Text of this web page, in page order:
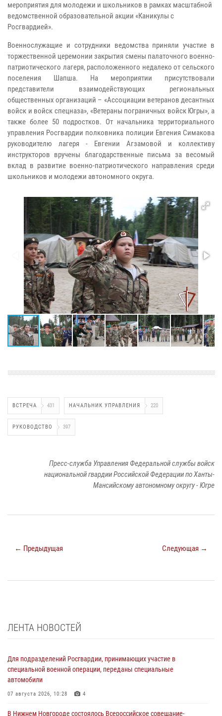
мероприятия для молодежи и школьников в рамках масштабной
ведомственной образовательной акции «Каникулы с
Росгвардией».
Военнослужащие и сотрудники ведомства приняли участие в
торжественной церемонии закрытия смены палаточного военно-
патриотического лагеря, расположенного недалеко от сельского
поселения Шапша. На мероприятии присутствовали
представители взаимодействующих региональных
общественных организаций – «Ассоциации ветеранов десантных
войск и войск спецназа», «Ветераны пограничных войск Югры», а
также более 50 подростков. От начальника территориального
управления Росгвардии полковника полиции Евгения Симакова
руководителю лагеря - Евгении Агзамовой и коллективу
инструкторов вручены благодарственные письма за весомый
вклад в развитие военно-патриотического направления среди
школьников и молодежи автономного округа.
ВСТРЕЧА 431 НАЧАЛЬНИК УПРАВЛЕНИЯ 220
РУКОВОДСТВО 397
Пресс-служба Управления Федеральной службы войск
национальной гвардии Российской Федерации по Ханты-
Мансийскому автономному округу - Югре
← Предыдущая Следующая →
ЛЕНТА НОВОСТЕЙ
Для подразделений Росгвардии, принимающих участие в
специальной военной операции, переданы специальные
автомобили
07 августа 2026, 10:28 4
В Нижнем Новгороде состоялось Всероссийское совещание-